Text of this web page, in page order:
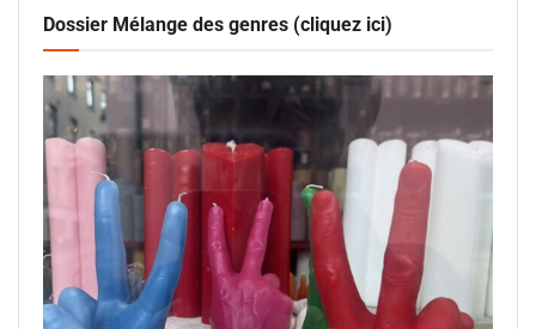
Dossier Mélange des genres (cliquez ici)